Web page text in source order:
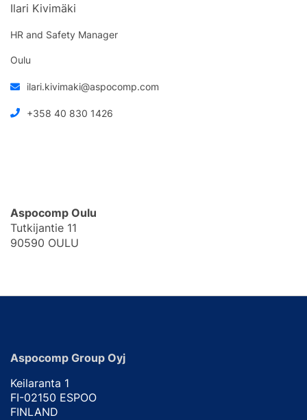
Ilari Kivimäki
HR and Safety Manager
Oulu
ilari.kivimaki@aspocomp.com
+358 40 830 1426
Aspocomp Oulu
Tutkijantie 11
90590 OULU
Aspocomp Group Oyj
Keilaranta 1
FI-02150 ESPOO
FINLAND